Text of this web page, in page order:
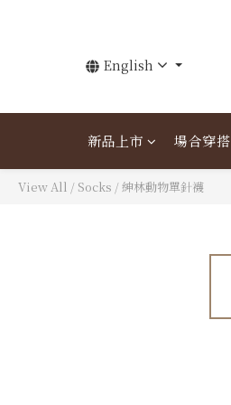
新品上市 場合穿搭
English
View All / Socks /紳林動物單針襪